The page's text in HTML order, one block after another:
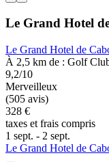
Le Grand Hotel
Le Grand Hotel de
À 2,5 km de : Golf
9,2/10
Merveilleux
(505 avis)
328 €
taxes et frais compris
1 sept. - 2 sept.
Le Grand Hotel de